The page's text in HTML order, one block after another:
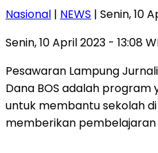
Nasional | NEWS | Senin, 10
Senin, 10 April 2023 - 13:08
Pesawaran Lampung
Dana BOS adalah program
untuk membantu sekolah
memberikan pembelajaran